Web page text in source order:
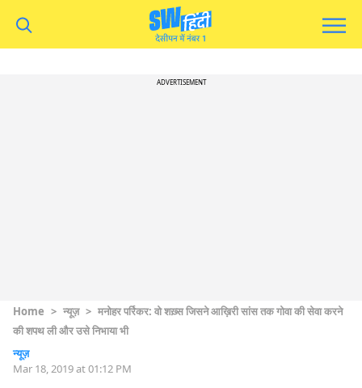
ADVERTISEMENT
Home > न्यूज़ > मनोहर पर्रिकर: वो शख़्स जिसने आख़िरी सांस तक गोवा की सेवा करने
की शपथ ली और उसे निभाया भी
न्यूज़
Mar 18, 2019 at 01:12 PM